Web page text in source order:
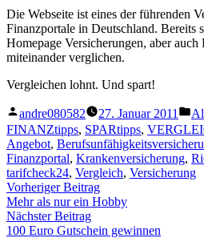
Die Webseite ist eines der führenden
Finanzportale in Deutschland. Bereits
Homepage Versicherungen, aber
miteinander verglichen.
Vergleichen lohnt. Und spart!
Veröffentlicht
von
andre080582 27. Januar 2011
FINANZtipps, SPARtipps,
Angebot,
Finanzportal, Krankenversicherung,
tarifcheck24, Vergleich, Versicherung
Beitragsnavigation
Vorheriger BeitragVorheriger
Beitrag:
Mehr als nur ein Hobby
Nächster BeitragNächster
Beitrag:
100 Euro Gutschein gewinnen